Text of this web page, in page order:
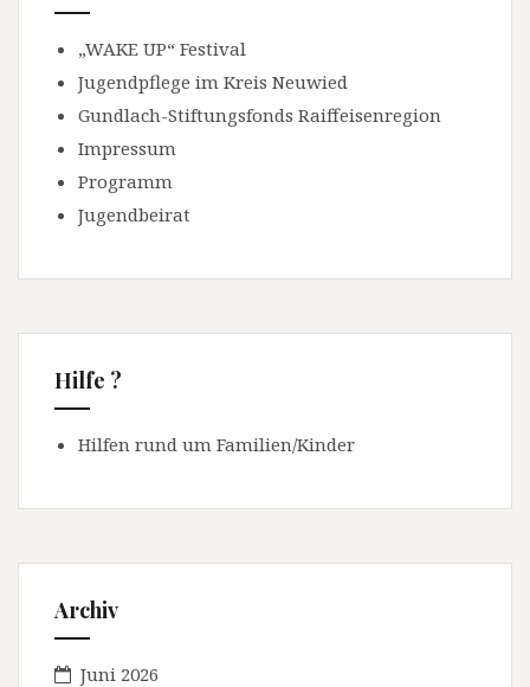
„WAKE UP“ Festival
Jugendpflege im Kreis Neuwied
Gundlach-Stiftungsfonds Raiffeisenregion
Impressum
Programm
Jugendbeirat
Hilfe ?
Hilfen rund um Familien/Kinder
Archiv
Juni 2026